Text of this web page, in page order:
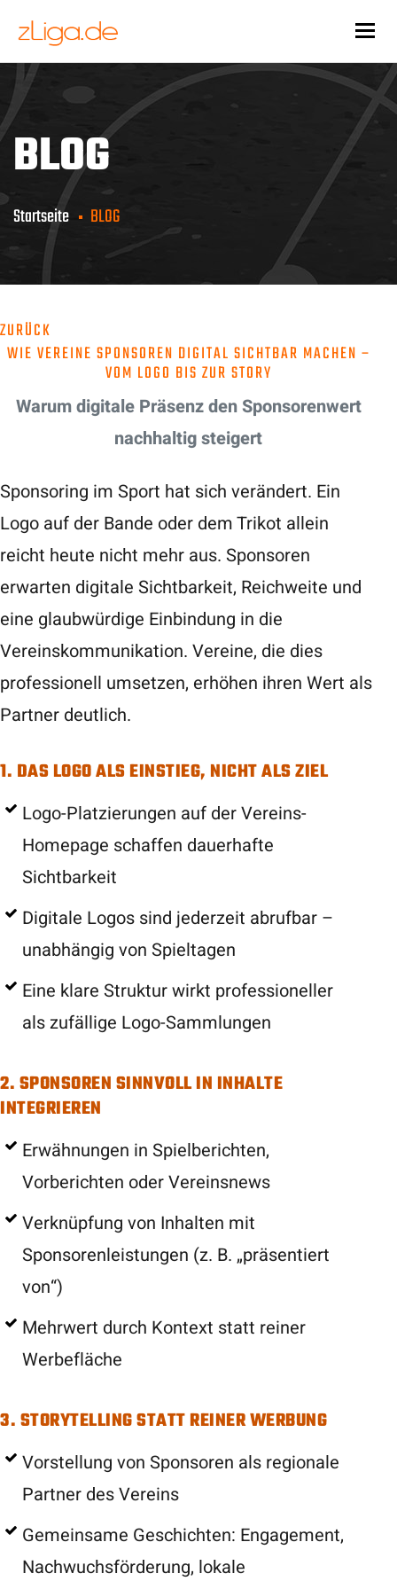
BLOG
Startseite BLOG
ZURÜCK
WIE VEREINE SPONSOREN DIGITAL SICHTBAR MACHEN –
VOM LOGO BIS ZUR STORY
Warum digitale Präsenz den Sponsorenwert
nachhaltig steigert
Sponsoring im Sport hat sich verändert. Ein
Logo auf der Bande oder dem Trikot allein
reicht heute nicht mehr aus. Sponsoren
erwarten digitale Sichtbarkeit, Reichweite und
eine glaubwürdige Einbindung in die
Vereinskommunikation. Vereine, die dies
professionell umsetzen, erhöhen ihren Wert als
Partner deutlich.
1. DAS LOGO ALS EINSTIEG, NICHT ALS ZIEL
Logo-Platzierungen auf der Vereins-
Homepage schaffen dauerhafte
Sichtbarkeit
Digitale Logos sind jederzeit abrufbar –
unabhängig von Spieltagen
Eine klare Struktur wirkt professioneller
als zufällige Logo-Sammlungen
2. SPONSOREN SINNVOLL IN INHALTE
INTEGRIEREN
Erwähnungen in Spielberichten,
Vorberichten oder Vereinsnews
Verknüpfung von Inhalten mit
Sponsorenleistungen (z. B. „präsentiert
von“)
Mehrwert durch Kontext statt reiner
Werbefläche
3. STORYTELLING STATT REINER WERBUNG
Vorstellung von Sponsoren als regionale
Partner des Vereins
Gemeinsame Geschichten: Engagement,
Nachwuchsförderung, lokale